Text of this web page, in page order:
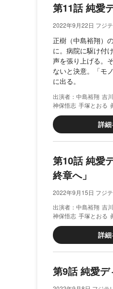
第11話 純愛
2022年9月22日 フジ
正樹（中島裕翔）
に。病院に駆け付
声を張り上げる。
ないと決意。「モ
に出る。
中島裕翔 吉
神保悟志 手塚とおる
詳
第10話 純愛
終章へ」
2022年9月15日 フジ
中島裕翔 吉
神保悟志 手塚とおる
詳
第9話 純愛デ